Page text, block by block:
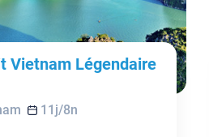
Vietnam Légendaire
11 j/8n